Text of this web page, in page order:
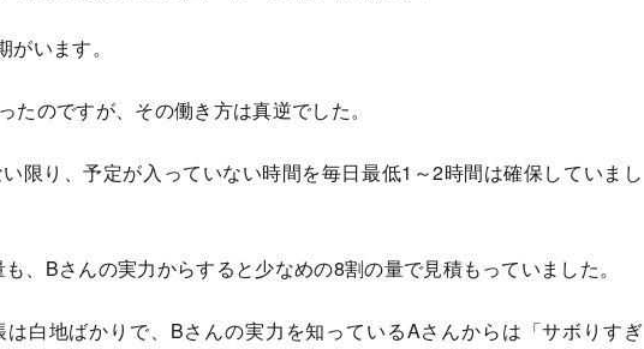
います。
のですが、その働き方は真逆でした。
限り、予定が入っていない時間を毎日最低1～2時間は確保していまし
、Bさんの実力からすると少なめの8割の量で見積もっていました。
白地ばかりで、Bさんの実力を知っているAさんからは「サボりすぎ